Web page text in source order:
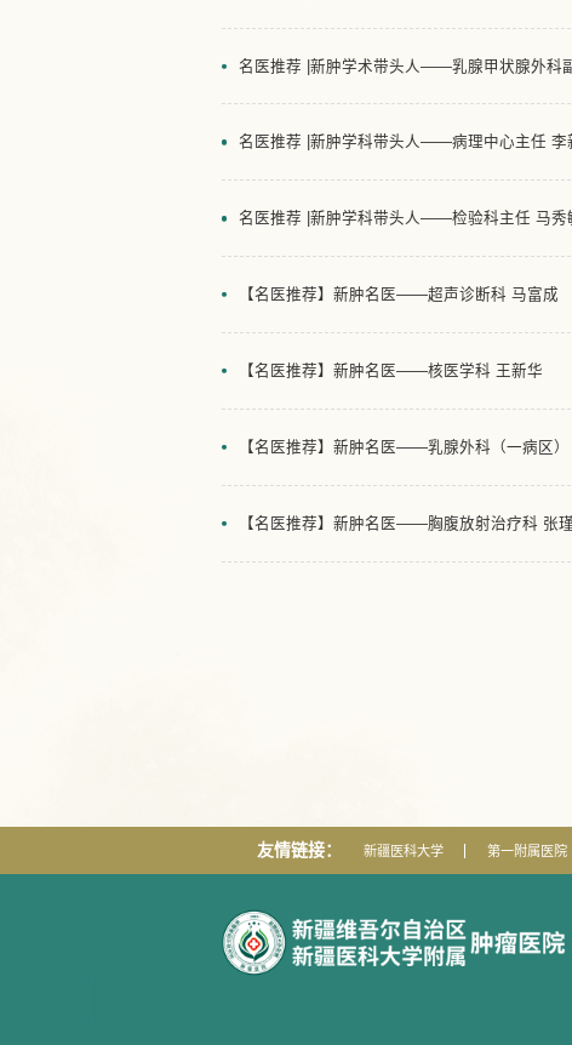
名医推荐 |新肿学术带头人——乳腺甲状腺外科
名医推荐 |新肿学科带头人——病理中心主任 李
名医推荐 |新肿学科带头人——检验科主任 马秀
【名医推荐】新肿名医——超声诊断科 马富成
【名医推荐】新肿名医——核医学科 王新华
【名医推荐】新肿名医——乳腺外科（一病区）
【名医推荐】新肿名医——胸腹放射治疗科 张
友情链接： 新疆医科大学 第一附属医院